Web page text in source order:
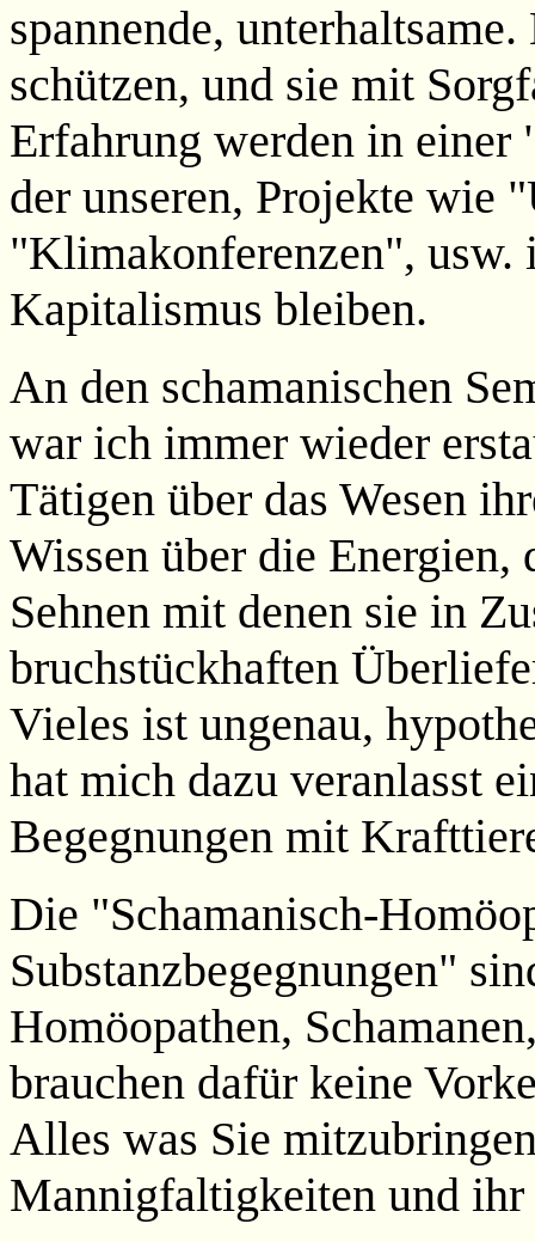
spannende,
schützen, und sie mit
Erfahrung werden in
der unseren, Projekte wie
"Klimakonferenzen", usw.
Kapitalismus bleiben.
An den schamanischen
war ich immer wieder
Tätigen über das Wesen
Wissen über die
Sehnen mit denen sie in
bruchstückhaften
Vieles ist ungenau,
hat mich dazu veranlasst
Begegnungen mit
Die "Schamanisch-
Substanzbegegnungen"
Homöopathen,
brauchen dafür keine
Alles was Sie
Mannigfaltigkeiten und ihr